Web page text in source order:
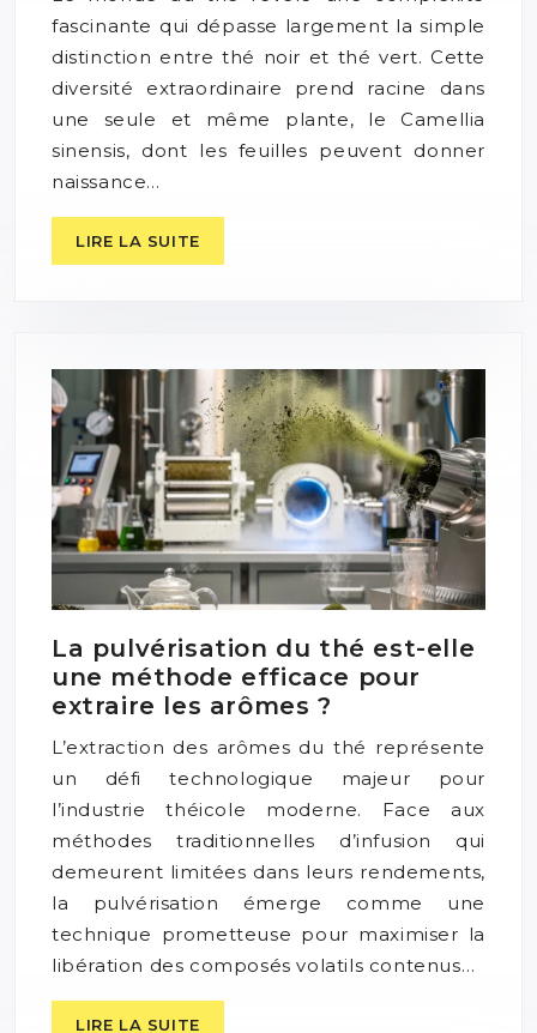
fascinante qui dépasse largement la simple
distinction entre thé noir et thé vert. Cette
diversité extraordinaire prend racine dans
une seule et même plante, le Camellia
sinensis, dont les feuilles peuvent donner
naissance…
LIRE LA SUITE
La pulvérisation du thé est-elle
une méthode efficace pour
extraire les arômes ?
L’extraction des arômes du thé représente
un défi technologique majeur pour
l’industrie théicole moderne. Face aux
méthodes traditionnelles d’infusion qui
demeurent limitées dans leurs rendements,
la pulvérisation émerge comme une
technique prometteuse pour maximiser la
libération des composés volatils contenus…
LIRE LA SUITE